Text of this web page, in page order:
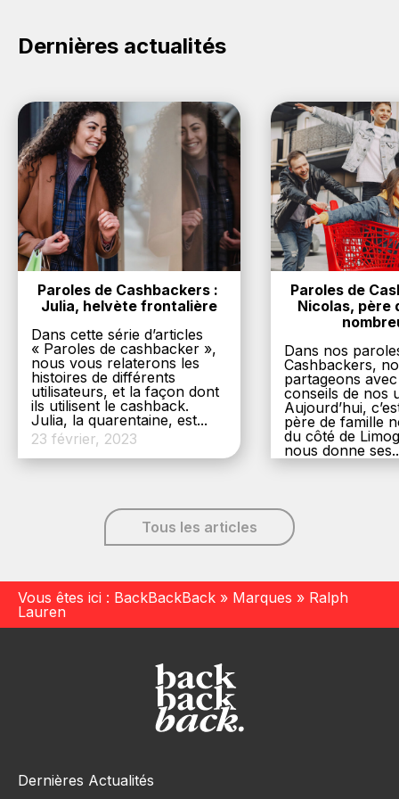
Dernières actualités
Paroles de Cashbackers :
Julia, helvète frontalière
Dans cette série d’articles
« Paroles de cashbacker »,
nous vous relaterons les
histoires de différents
utilisateurs, et la façon dont
ils utilisent le cashback.
Julia, la quarentaine, est...
23 février, 2023
Paroles de
Nicolas, père
Dans nos
Cashbackers,
partageons
conseils de nos
Aujourd’hui,
père de famille
du côté de
nous donne
6 décembre,
Tous les articles
Vous êtes ici : BackBackBack » Marques » Ralph
Lauren
Dernières Actualités